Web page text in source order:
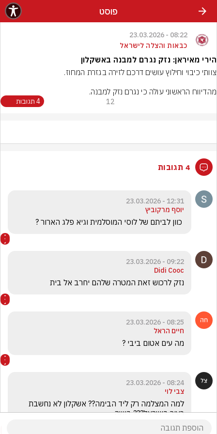
פוסט
08:22 - 23.03.2026
כבאות והצלה לישראל
הירי מאיראן: נזק נגרם למבנה באשקלון
מהדיווח הראשוני עולה כי נגרם נזק למבנה.
12 4 תגובות
4 תגובות
12:31 - 23.03.2026
יוסף מרקוביץ
09:22 - 23.03.2026
Didi Cooc
נזק לרכוש זאת המטרה שלהם יחרב אל בית
08:25 - 23.03.2026
חיים הראל
מה עים אטום ביבי ?
08:24 - 23.03.2026
צבי לוי
כעיר בישראל??? בושה